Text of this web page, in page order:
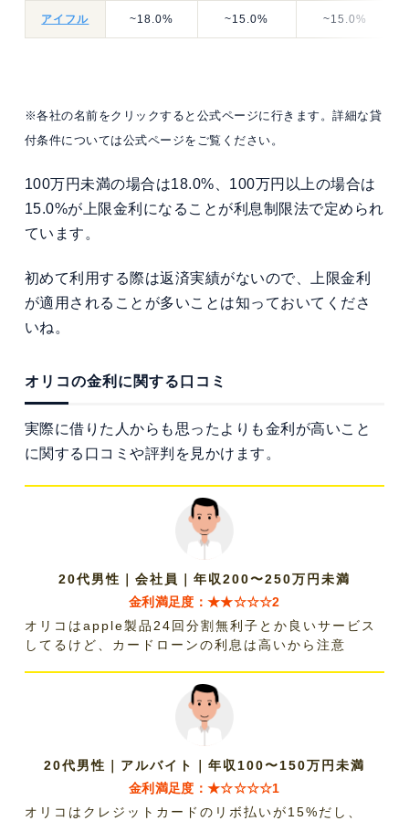
アイフル ~18.0% ~15.0% ~15.0%
※各社の名前をクリックすると公式ページに行きます。詳細な貸
付条件については公式ページをご覧ください。
100万円未満の場合は18.0%、100万円以上の場合は
15.0%が上限金利になることが利息制限法で定められ
ています。
初めて利用する際は返済実績がないので、上限金利
が適用されることが多いことは知っておいてくださ
いね。
オリコの金利に関する口コミ
実際に借りた人からも思ったよりも金利が高いこと
に関する口コミや評判を見かけます。
20代男性｜会社員｜年収200〜250万円未満
金利満足度：★★☆☆☆2
オリコはapple製品24回分割無利子とか良いサービス
してるけど、カードローンの利息は高いから注意
20代男性｜アルバイト｜年収100〜150万円未満
金利満足度：★☆☆☆☆1
オリコはクレジットカードのリボ払いが15%だし、